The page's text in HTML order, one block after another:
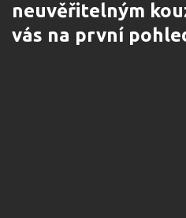
neuvěřitelným
vás na první